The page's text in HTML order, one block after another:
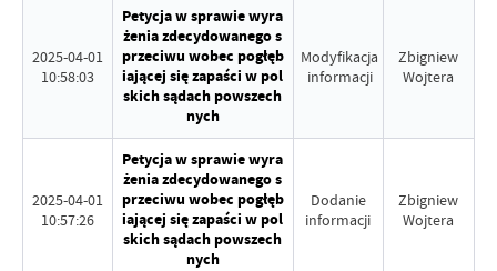
2025-04-01
10:58:03
Petycja w sprawie wyra
żenia zdecydowanego s
przeciwu wobec pogłęb
iającej się zapaści w pol
skich sądach powszech
nych
Modyfikacja
informacji
Zbigniew
Wojtera
2025-04-01
10:57:26
Petycja w sprawie wyra
żenia zdecydowanego s
przeciwu wobec pogłęb
iającej się zapaści w pol
skich sądach powszech
nych
Dodanie
informacji
Zbigniew
Wojtera